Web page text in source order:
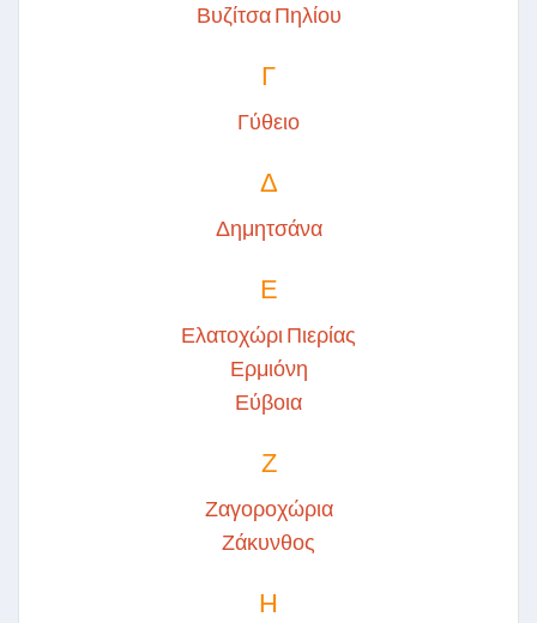
Βυζίτσα Πηλίου
Γ
Γύθειο
Δ
Δημητσάνα
Ε
Ελατοχώρι Πιερίας
Ερμιόνη
Εύβοια
Ζ
Ζαγοροχώρια
Ζάκυνθος
Η